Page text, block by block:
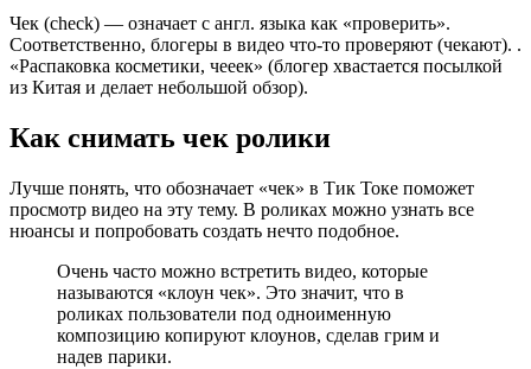
Чек (check) — означает с англ. языка как «проверить».
Соответственно, блогеры в видео что-то проверяют (чекают). .
«Распаковка косметики, чееек» (блогер хвастается посылкой
из Китая и делает небольшой обзор).
Как снимать чек ролики
Лучше понять, что обозначает «чек» в Тик Токе поможет
просмотр видео на эту тему. В роликах можно узнать все
нюансы и попробовать создать нечто подобное.
Очень часто можно встретить видео, которые
называются «клоун чек». Это значит, что в
роликах пользователи под одноименную
композицию копируют клоунов, сделав грим и
надев парики.